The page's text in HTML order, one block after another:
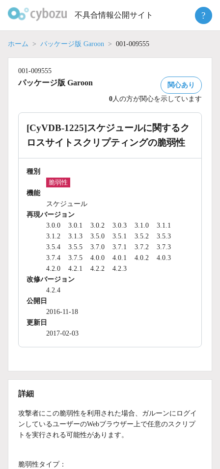
不具合情報公開サイト ?
ホーム パッケージ版 Garoon 001-009555
001-009555
パッケージ版 Garoon
関心あり
0 人の方が関心を示しています
[CyVDB-1225]スケジュールに関するク
ロスサイトスクリプティングの脆弱性
種別
脆弱性
機能
スケジュール
再現バージョン
3.0.0
3.0.1 3.0.2 3.0.3 3.1.0
3.1.1
3.1.2
3.1.3 3.5.0 3.5.1 3.5.2
3.5.3
3.5.4
3.5.5 3.7.0 3.7.1 3.7.2
3.7.3
3.7.4
3.7.5 4.0.0 4.0.1 4.0.2
4.0.3
4.2.0
4.2.1 4.2.2
4.2.3
改修バージョン
4.2.4
公開日
2016-11-18
更新日
2017-02-03
詳細
攻撃者にこの脆弱性を利用された場合、ガルーンにログイ
ンしているユーザーのWebブラウザー上で任意のスクリプ
トを実行される可能性があります。
脆弱性タイプ：